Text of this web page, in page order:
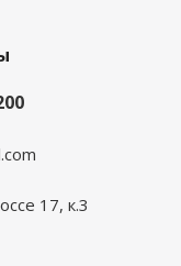
17, к.3